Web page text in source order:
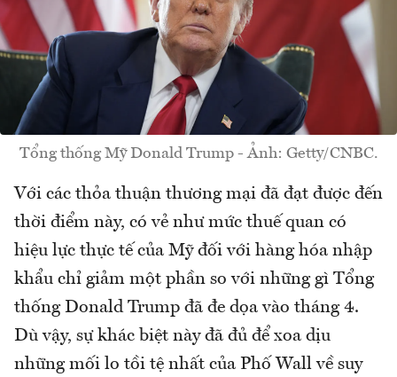
Tổng thống Mỹ Donald Trump - Ảnh: Getty/CNBC.
Với các thỏa thuận thương mại đã đạt được đến
thời điểm này, có vẻ như mức thuế quan có
hiệu lực thực tế của Mỹ đối với hàng hóa nhập
khẩu chỉ giảm một phần so với những gì Tổng
thống Donald Trump đã đe dọa vào tháng 4.
Dù vậy, sự khác biệt này đã đủ để xoa dịu
những mối lo tồi tệ nhất của Phố Wall về suy